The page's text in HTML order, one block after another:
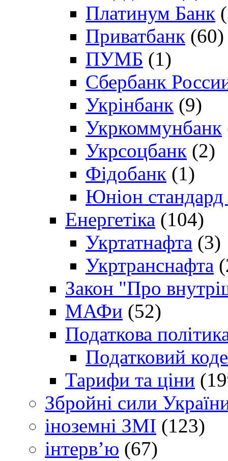
Платинум Банк
Приватбанк (60)
ПУМБ (1)
Сбербанк
Укрінбанк (9)
Укркоммунбанк
Укрсоцбанк (2)
Фідобанк (1)
Юніон стандард
Енергетіка (104)
Укртатнафта (3)
Укртранснафта
Закон "Про
МАФи (52)
Податкова
Податковий
Тарифи та ціни
Збройні сили
іноземні ЗМІ (123)
інтерв’ю (67)